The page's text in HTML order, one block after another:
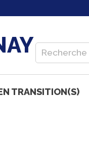
TRANSITION(S)